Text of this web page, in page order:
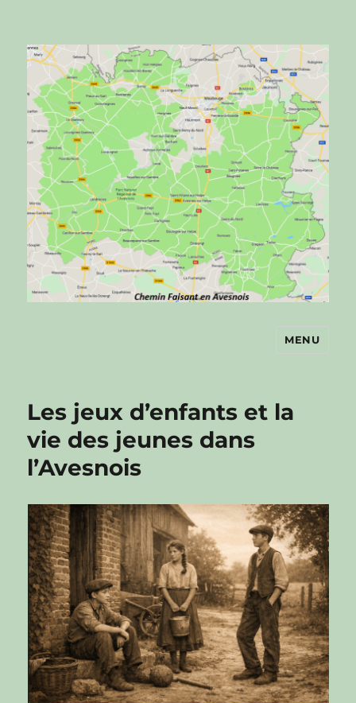
Chemin faisant en Avesnois
MENU
Les jeux d’enfants et la
vie des jeunes dans
l’Avesnois